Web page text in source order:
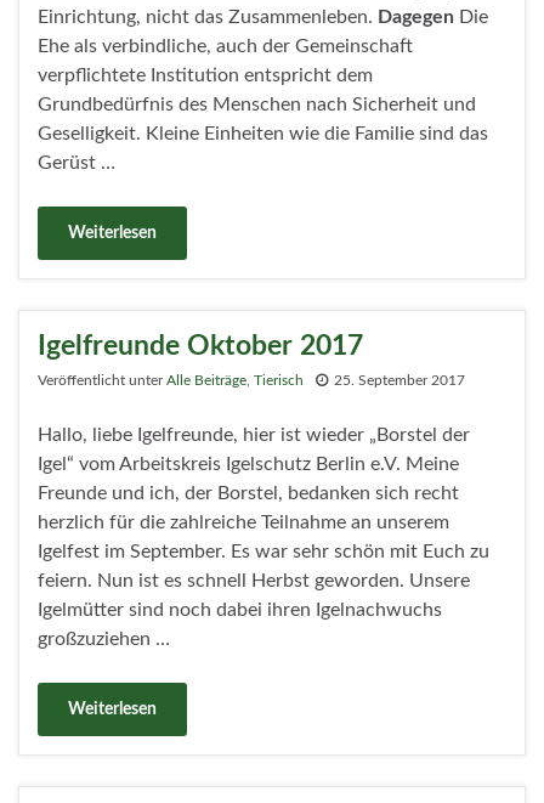
Einrichtung, nicht das Zusammenleben. Dagegen Die
Ehe als verbindliche, auch der Gemeinschaft
verpflichtete Institution entspricht dem
Grundbedürfnis des Menschen nach Sicherheit und
Geselligkeit. Kleine Einheiten wie die Familie sind das
Gerüst …
Weiterlesen
Igelfreunde Oktober 2017
Veröffentlicht unterAlle Beiträge Tierisch 25. September 2017
Hallo, liebe Igelfreunde, hier ist wieder „Borstel der
Igel“ vom Arbeitskreis Igelschutz Berlin e.V. Meine
Freunde und ich, der Borstel, bedanken sich recht
herzlich für die zahlreiche Teilnahme an unserem
Igelfest im September. Es war sehr schön mit Euch zu
feiern. Nun ist es schnell Herbst geworden. Unsere
Igelmütter sind noch dabei ihren Igelnachwuchs
großzuziehen …
Weiterlesen